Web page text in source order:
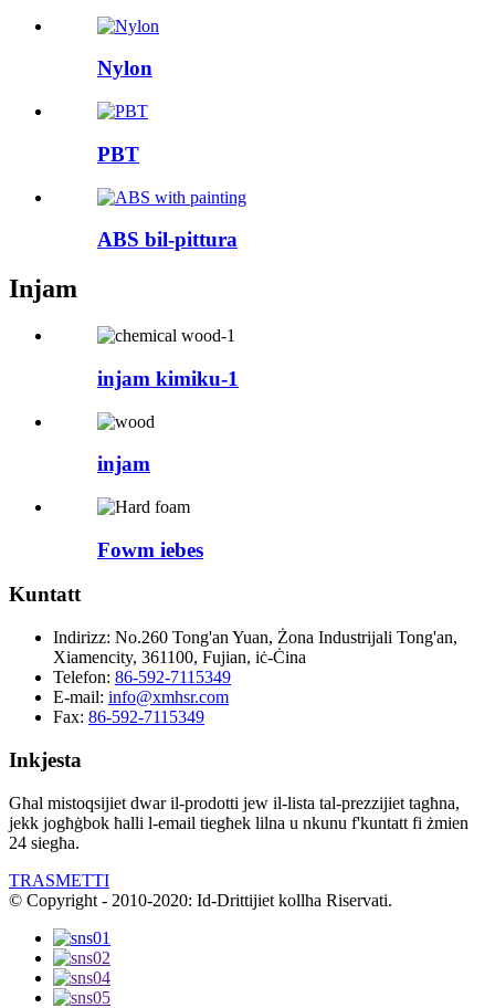
Nylon
PBT
ABS bil-pittura
Injam
injam kimiku-1
injam
Fowm iebes
Kuntatt
Indirizz: No.260 Tong'an Yuan, Żona Industrijali Tong'an,
Xiamencity, 361100, Fujian, iċ-Ċina
Telefon: 86-592-7115349
E-mail: info@xmhsr.com
Fax: 86-592-7115349
Inkjesta
Għal mistoqsijiet dwar il-prodotti jew il-lista tal-prezzijiet tagħna,
jekk jogħġbok ħalli l-email tiegħek lilna u nkunu f'kuntatt fi żmien
24 siegħa.
TRASMETTI
© Copyright - 2010-2020: Id-Drittijiet kollha Riservati.